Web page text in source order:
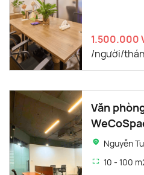
1.500.000
/người/
Văn
Nguyễn
10 - 100